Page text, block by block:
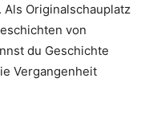
Originalschauplatz
von
du Geschichte
Vergangenheit